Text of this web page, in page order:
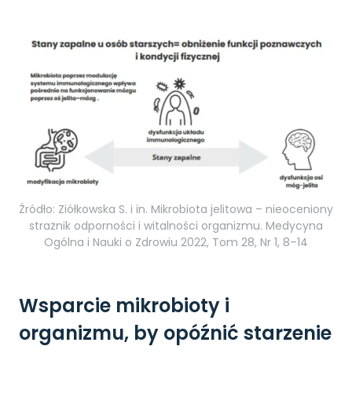
Źródło: Ziółkowska S. i in. Mikrobiota jelitowa – nieoceniony
strażnik odporności i witalności organizmu. Medycyna
Ogólna i Nauki o Zdrowiu 2022, Tom 28, Nr 1, 8–14
Wsparcie mikrobioty i
organizmu, by opóźnić starzenie